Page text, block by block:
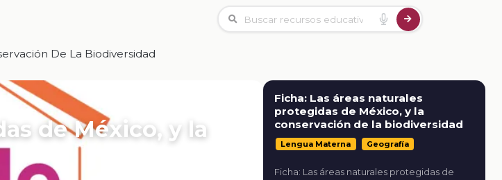
De La Biodiversidad
de México, y la
Ficha: Las áreas naturales
protegidas de México, y la
conservación de la biodiversidad
Lengua Materna Geografía
Ficha: Las áreas naturales protegidas de